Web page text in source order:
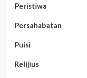
Peristiwa
Persahabatan
Puisi
Relijius